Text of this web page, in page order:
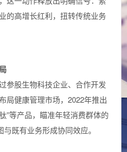
的高增长红利，扭转传统业务
参股生物科技企业、合作开发
局健康管理市场，2022年推出
”等产品，瞄准年轻消费群体的
与既有业务形成协同效应。